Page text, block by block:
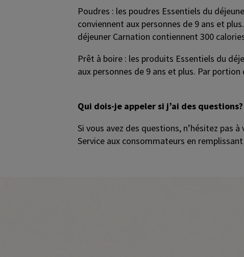
Poudres : les poudres Essentiels du
conviennent aux personnes de 9 ans et
déjeuner Carnation contiennent 300
Prêt à boire : les produits Essentiels du
aux personnes de 9 ans et plus. Par
Qui dois-je appeler si j’ai des questions?
Si vous avez des questions, n’hésitez pas
Service aux consommateurs en
Promotional banner with descriptive